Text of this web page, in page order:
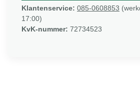
Klantenservice: 085-0608853
17:00)
KvK-nummer: 72734523